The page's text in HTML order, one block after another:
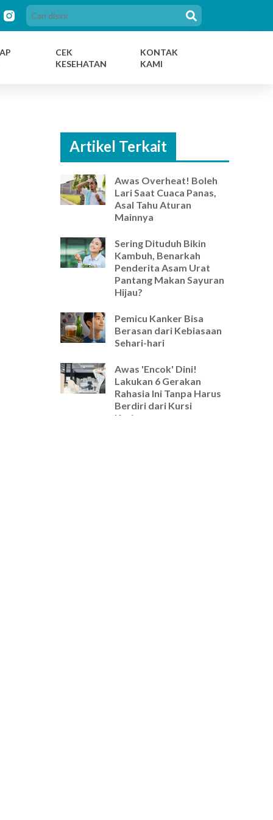
CEK
KESEHATAN
KONTAK
KAMI
Artikel Terkait
Awas Overheat! Boleh
Lari Saat Cuaca Panas,
Asal Tahu Aturan
Mainnya
Sering Dituduh Bikin
Kambuh, Benarkah
Penderita Asam Urat
Pantang Makan Sayuran
Hijau?
Pemicu Kanker Bisa
Berasan dari Kebiasaan
Sehari-hari
Awas 'Encok' Dini!
Lakukan 6 Gerakan
Rahasia Ini Tanpa Harus
Berdiri dari Kursi
Kerjamu